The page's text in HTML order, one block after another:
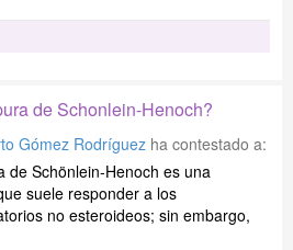
de Schonlein-Henoch?
Gómez Rodríguez ha contestado a:
de Schönlein-Henoch es una
suele responder a los
no esteroideos; sin embargo,